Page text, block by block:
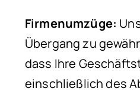
Firmenumzüge:
Übergang zu
dass Ihre
einschließlich des